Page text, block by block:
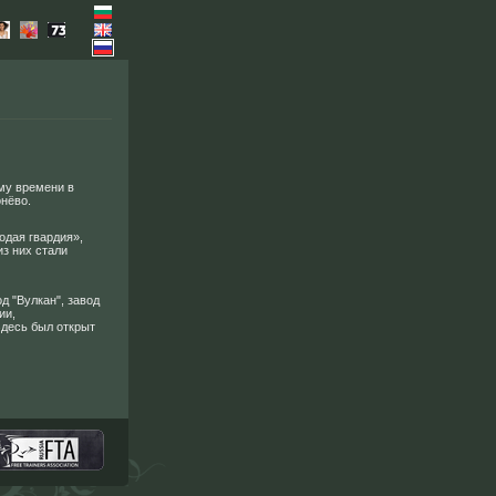
времени в
гвардия»,
них стали
"Вулкан", завод
был открыт